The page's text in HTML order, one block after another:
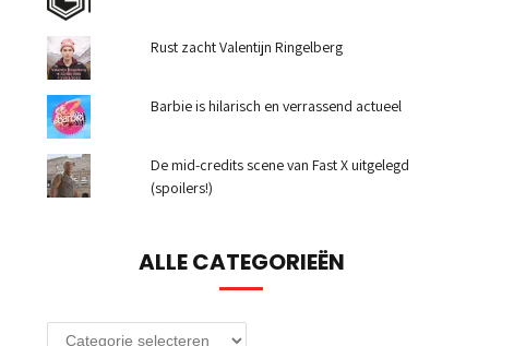
Rust zacht Valentijn Ringelberg
Barbie is hilarisch en verrassend actueel
De mid-credits scene van Fast X uitgelegd
(spoilers!)
ALLE CATEGORIEËN
Alle